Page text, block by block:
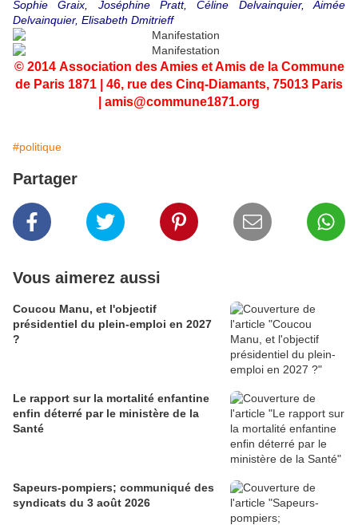
Sophie Graix, Joséphine Pratt, Céline Delvainquier, Aimée
Delvainquier, Elisabeth Dmitrieff
© 2014 Association des Amies et Amis de la Commune
de Paris 1871 | 46, rue des Cinq-Diamants, 75013 Paris
amis@commune1871.org
#politique
Partager
Vous aimerez aussi
Coucou Manu, et l'objectif
présidentiel du plein-emploi en 2027
?
Le rapport sur la mortalité enfantine
enfin déterré par le ministère de la
Santé
Sapeurs-pompiers; communiqué des
syndicats du 3 août 2026